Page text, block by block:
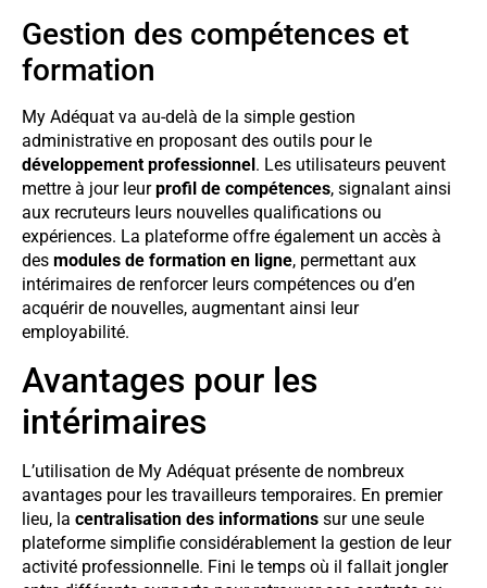
Gestion des compétences et
formation
My Adéquat va au-delà de la simple gestion
administrative en proposant des outils pour le
développement professionnel. Les utilisateurs peuvent
mettre à jour leurprofil de compétences, signalant ainsi
aux recruteurs leurs nouvelles qualifications ou
expériences. La plateforme offre également un accès à
des modules de formation en ligne, permettant aux
intérimaires de renforcer leurs compétences ou d’en
acquérir de nouvelles, augmentant ainsi leur
employabilité.
Avantages pour les
intérimaires
L’utilisation de My Adéquat présente de nombreux
avantages pour les travailleurs temporaires. En premier
lieu, la centralisation des informations sur une seule
plateforme simplifie considérablement la gestion de leur
activité professionnelle. Fini le temps où il fallait jongler